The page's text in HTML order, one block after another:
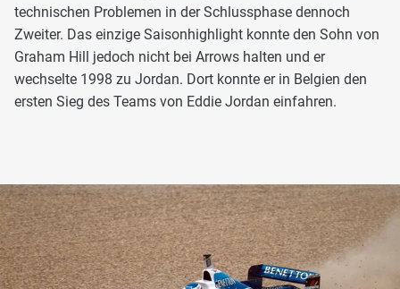
technischen Problemen in der Schlussphase dennoch
Zweiter. Das einzige Saisonhighlight konnte den Sohn von
Graham Hill jedoch nicht bei Arrows halten und er
wechselte 1998 zu Jordan. Dort konnte er in Belgien den
ersten Sieg des Teams von Eddie Jordan einfahren.